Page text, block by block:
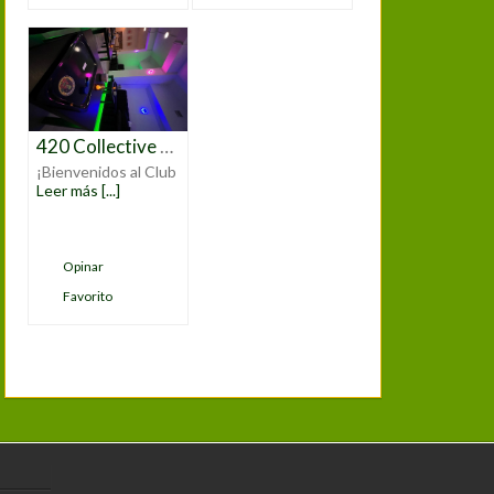
420 Collective Asociación Gregorio Marañon
¡Bienvenidos al Club
Leer más [...]
Opinar
Favorito